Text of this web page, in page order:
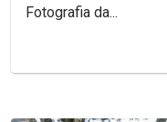
Fotografia da...